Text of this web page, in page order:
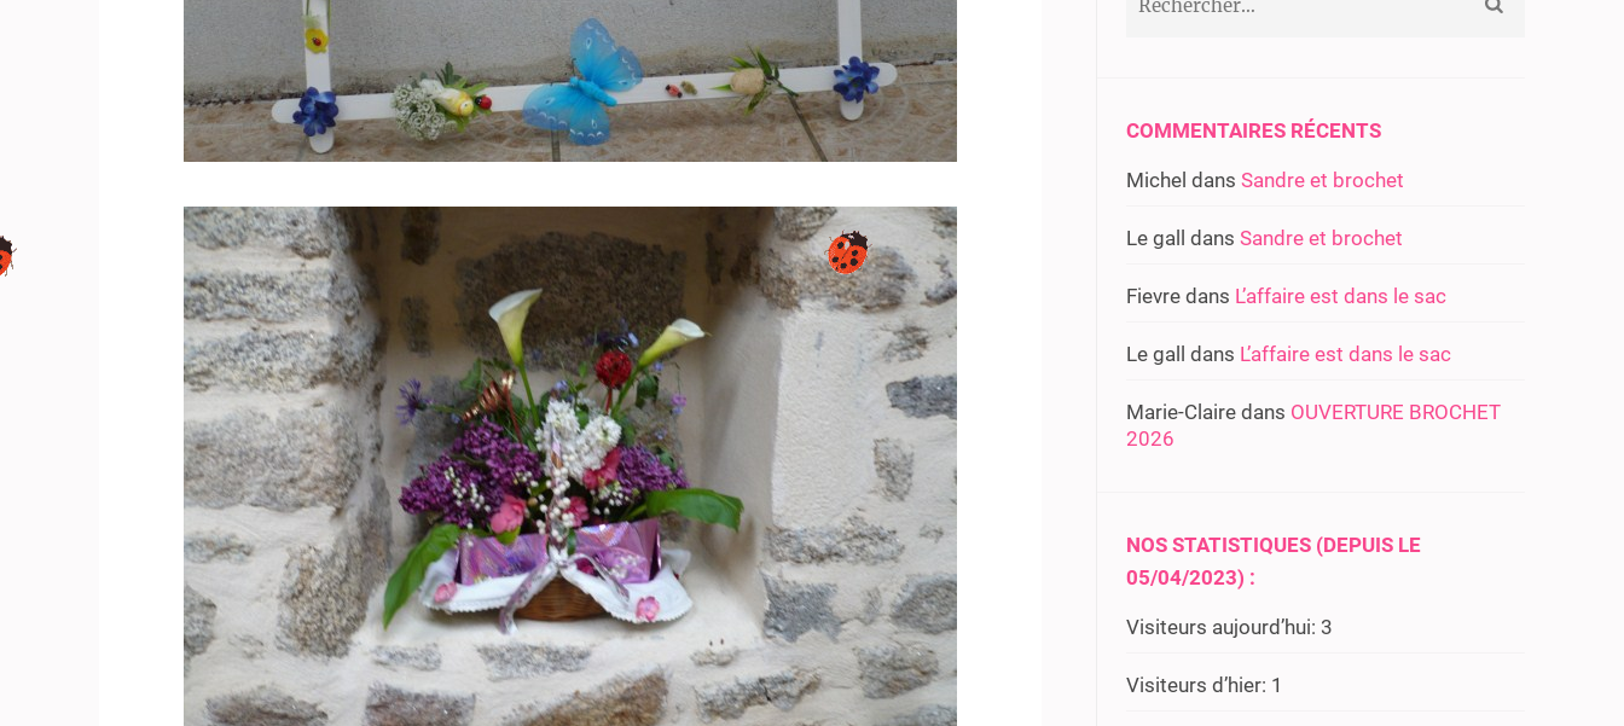
COMMENTAIRES RÉCENTS
Michel dans Sandre et brochet
Le gall dans Sandre et brochet
Fievre dans L’affaire est dans le sac
Le gall dans L’affaire est dans le sac
Marie-Claire dans OUVERTURE BROCHET
2026
NOS STATISTIQUES (DEPUIS LE
05/04/2023) :
Visiteurs aujourd’hui: 3
Visiteurs d’hier: 1